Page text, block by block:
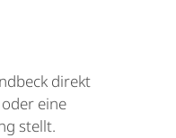
direkt
eine
stellt.